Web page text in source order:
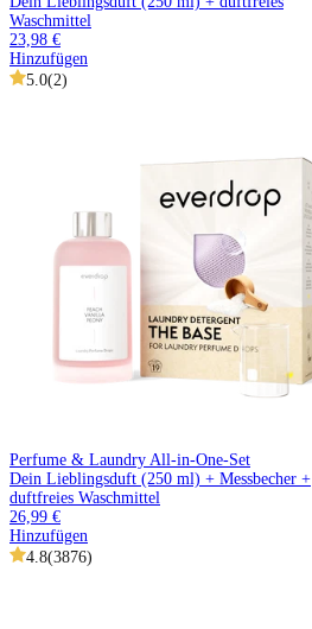
Waschmittel
23,98 €
Hinzufügen
5.0(2)
Perfume & Laundry All-in-One-Set
Dein Lieblingsduft (250 ml) + Messbecher +
duftfreies Waschmittel
26,99 €
Hinzufügen
4.8(3876)